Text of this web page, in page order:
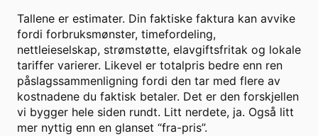
Tallene er estimater. Din faktiske faktura kan avvike
fordi forbruksmønster, timefordeling,
nettleieselskap, strømstøtte, elavgiftsfritak og lokale
tariffer varierer. Likevel er totalpris bedre enn ren
påslagssammenligning fordi den tar med flere av
kostnadene du faktisk betaler. Det er den forskjellen
vi bygger hele siden rundt. Litt nerdete, ja. Også litt
mer nyttig enn en glanset “fra-pris”.